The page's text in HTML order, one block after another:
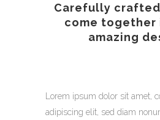
Carefully
come together
amazing
Lorem ipsum dolor sit amet,
adipiscing elit, sed diam